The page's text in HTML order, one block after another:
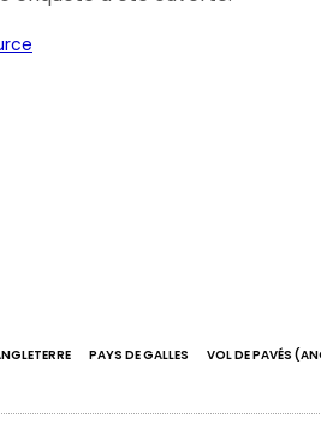
PAYS DE GALLES VOL DE PAVÉS